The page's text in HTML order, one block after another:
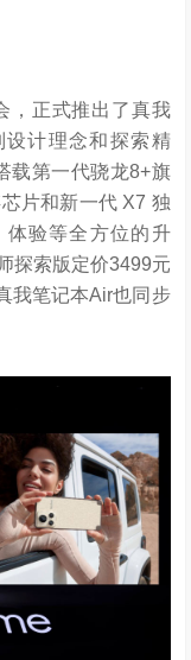
，正式推出了真我
计理念和探索精
载第一代骁龙8+旗
片和新一代 X7 独
体验等全方位的升
探索版定价3499元
我笔记本Air也同步